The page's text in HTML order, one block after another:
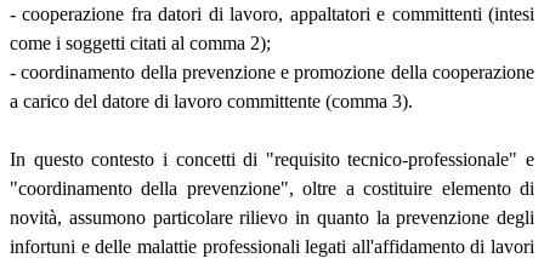
- cooperazione fra datori di lavoro, appaltatori e committenti (intesi
come i soggetti citati al comma 2);
- coordinamento della prevenzione e promozione della cooperazione
a carico del datore di lavoro committente (comma 3).
In questo contesto i concetti di "requisito tecnico-professionale" e
"coordinamento della prevenzione", oltre a costituire elemento di
novità, assumono particolare rilievo in quanto la prevenzione degli
infortuni e delle malattie professionali legati all'affidamento di lavori